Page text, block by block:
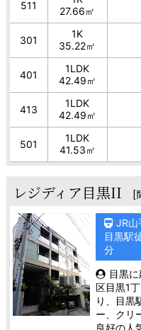
511
27.66㎡
301
1K
35.22㎡
401
1LDK
42.49㎡
413
1LDK
42.49㎡
501
1LDK
41.53㎡
レジディア目黒II [
JR山
目黒駅
分
目黒
区目黒1
り、目黒
ー、クリ